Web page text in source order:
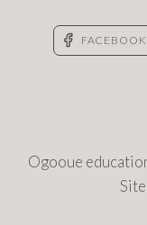
FACEBOOK
Ogooue